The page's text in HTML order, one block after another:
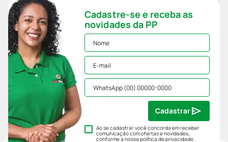
Cadastre-se e receba as
novidades da PP
Ao se cadastrar você concorda em receber
comunicação com ofertas e novidades,
conforme a nossapolítica de privacidade.
Cadastrar